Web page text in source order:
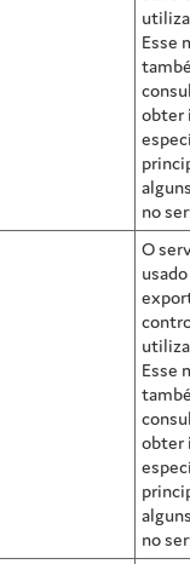
Esse
obter
no
O
Esse
obter
no